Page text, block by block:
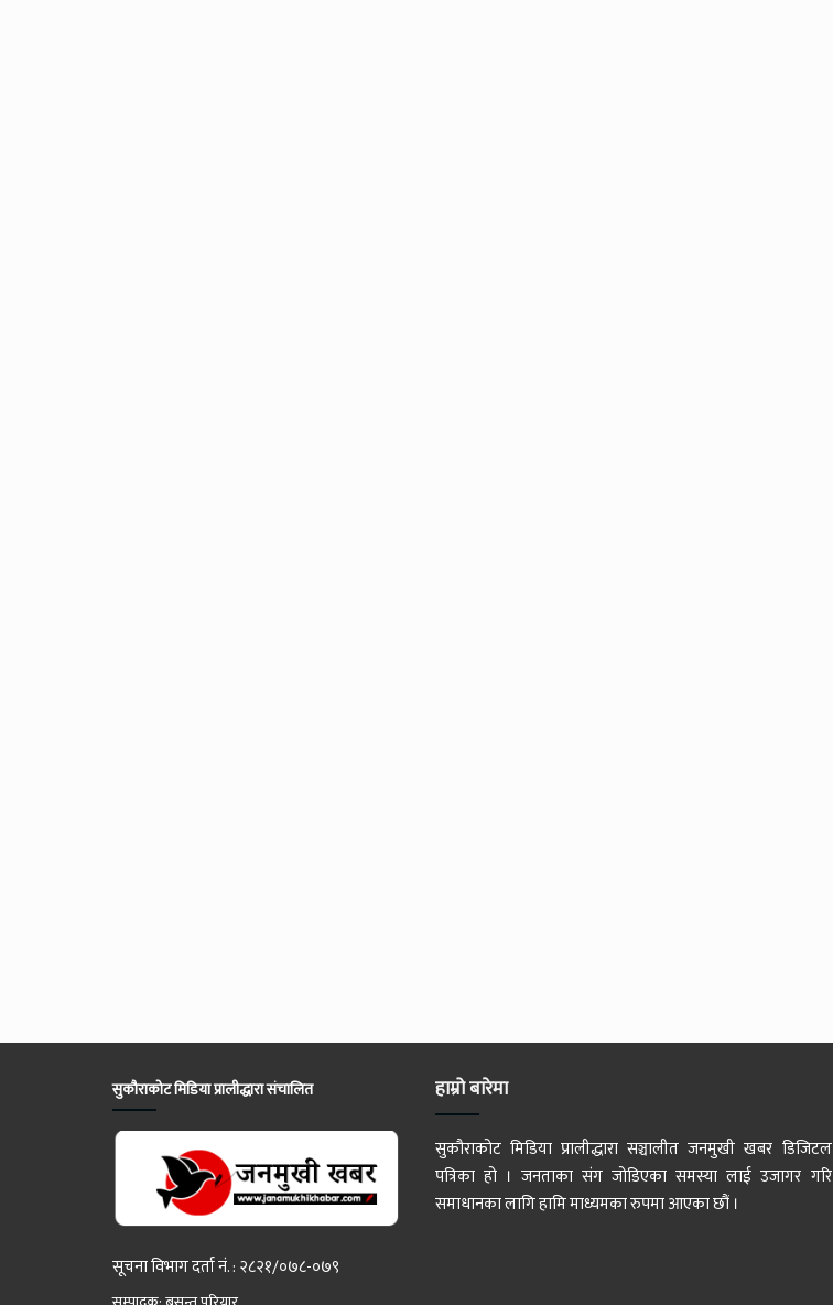
सुकौराकोट मिडिया प्रालीद्धारा संचालित
सूचना विभाग दर्ता नं. : २८२१/०७८-०७९
हाम्रो बारेमा
सुकौराकोट मिडिया प्रालीद्धारा सञ्चालीत जनमुखी खबर डिजिटल
पत्रिका हो । जनताका संग जोडिएका समस्या लाई उजागर गरि
समाधानका लागि हामि माध्यमका रुपमा आएका छौं ।